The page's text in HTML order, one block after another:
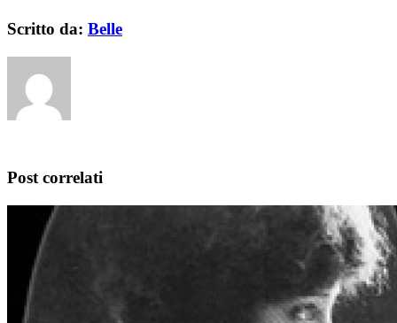
Scritto da: Belle
Post correlati